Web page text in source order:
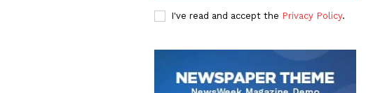
I've read and accept the Privacy Policy.